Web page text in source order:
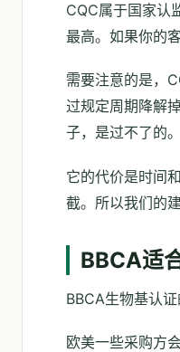
CQC属于国家认
最高。如果你的
需要注意的是，
过规定周期降解
子，是过不了的。
它的代价是时间
截。所以我们的
BBCA适
BBCA生物基认
欧美一些采购方